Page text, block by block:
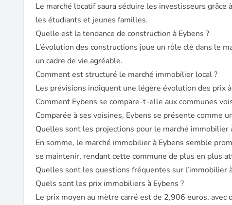
Le marché locatif saura séduire les investisseurs
les étudiants et jeunes familles.
Quelle est la tendance de construction à Eybens ?
L’évolution des constructions joue un rôle clé dans le
un cadre de vie agréable.
Comment est structuré le marché immobilier local ?
Les prévisions indiquent une légère évolution des prix
Comment Eybens se compare-t-elle aux communes
Comparée à ses voisines, Eybens se présente
Quelles sont les projections pour le marché immobilier
En somme, le marché immobilier à Eybens semble
se maintenir, rendant cette commune de plus en plus
Quelles sont les questions fréquentes sur l’immobilier
Quels sont les prix immobiliers à Eybens ?
Le prix moyen au mètre carré est de 2,906 euros, avec